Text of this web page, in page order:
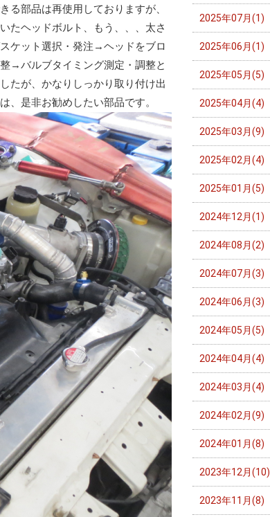
る部品は再使用しておりますが、
たヘッドボルト、もう、、、太さ
ケット選択・発注→ヘッドをブロ
→バルブタイミング測定・調整と
たが、かなりしっかり取り付け出
、是非お勧めしたい部品です。
2025年07月(1)
2025年06月(1)
2025年05月(5)
2025年04月(4)
2025年03月(9)
2025年02月(4)
2025年01月(5)
2024年12月(1)
2024年08月(2)
2024年07月(3)
2024年06月(3)
2024年05月(5)
2024年04月(4)
2024年03月(4)
2024年02月(9)
2024年01月(8)
2023年12月(10)
2023年11月(8)